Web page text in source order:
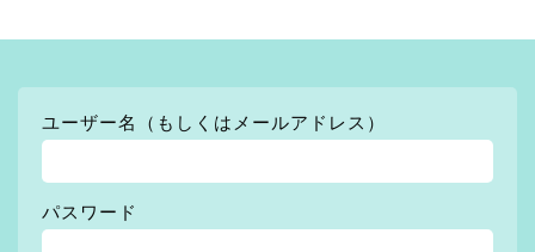
ユーザー名（もしくはメールアドレス）
パスワード